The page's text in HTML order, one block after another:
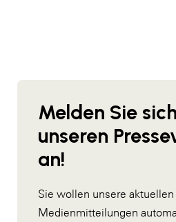
Melden Sie
unseren
an!
Sie wollen unsere aktuellen
Medienmitteilungen